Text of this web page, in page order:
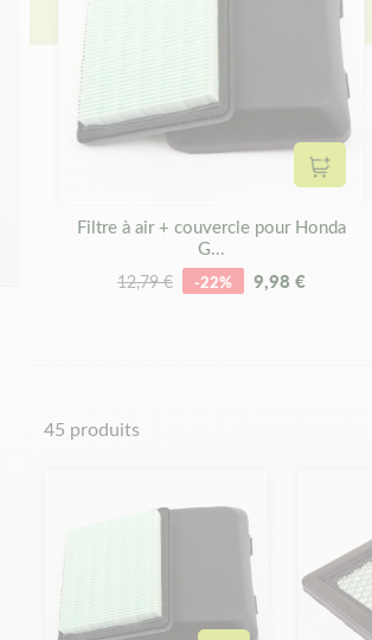
Filtre à air + couvercle pour Honda
G...
12,79 € -22% 9,98 €
45 produits